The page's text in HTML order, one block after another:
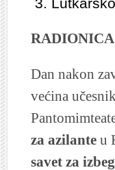
Dan nakon
većina
za azilante u
savet za